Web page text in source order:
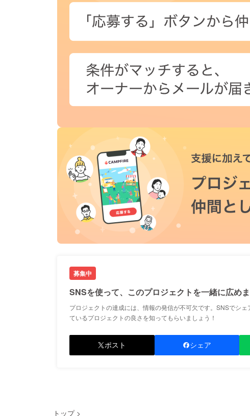
募集中
SNSを使って、このプロジェクトを一緒に広めま
プロジェクトの達成には、情報の発信が不可欠です。SNSでシェ
ているプロジェクトの良さを知ってもらいましょう！
ポスト シェア
トップ >